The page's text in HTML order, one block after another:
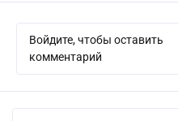
Войдите, чтобы оставить
комментарий